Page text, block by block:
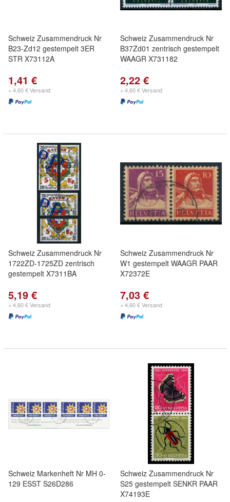
Schweiz Zusammendruck Nr
B23-Zd12 gestempelt 3ER
STR X73112A
1,41 €
+ 4,60 € Versand
Schweiz Zusammendruck Nr
B37Zd01 zentrisch gestempelt
WAAGR X731182
2,22 €
+ 4,60 € Versand
Schweiz Zusammendruck Nr
1722ZD-1725ZD zentrisch
gestempelt X7311BA
5,19 €
+ 4,60 € Versand
Schweiz Zusammendruck Nr
W1 gestempelt WAAGR PAAR
X72372E
7,03 €
+ 4,60 € Versand
Schweiz Markenheft Nr MH 0-
129 ESST S26D286
Schweiz Zusammendruck Nr
S25 gestempelt SENKR PAAR
X74193E